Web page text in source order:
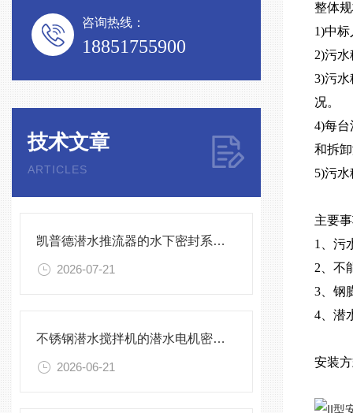
咨询热线：
18851755900
技术文章
ARTICLES
凯普德潜水推流器的水下密封系统维护全流程指南说明
2026-07-21
不锈钢潜水搅拌机的潜水电机密封与泄漏保护
2026-06-21
整体
1)中
2)污
3)污
况。
4)每
和拆
5)污
主要
1、污
2、不
3、钢
4、潜
安装